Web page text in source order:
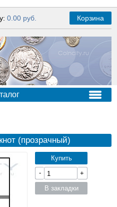
0.00 руб. Корзина
(прозрачный)
Купить
-
+
В закладки